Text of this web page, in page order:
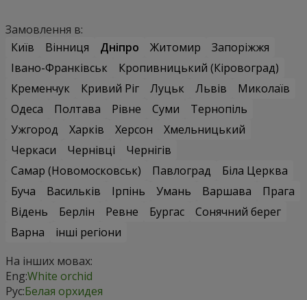
Замовлення в:
Київ
Вінниця Дніпро Житомир
Запоріжжя
Івано-Франківськ
Кропивницький (Кіровоград)
Кременчук
Кривий Ріг Луцьк Львів
Миколаїв
Одеса
Полтава Рівне Суми
Тернопіль
Ужгород
Харків Херсон
Хмельницький
Черкаси
Чернівці
Чернігів
Самар (Новомосковськ)
Павлоград
Біла Церква
Буча
Васильків Ірпінь Умань Варшава
Прага
Відень
Берлін Ревне Бургас
Сонячний берег
Варна
інші регіони
На інших мовах:
Eng:White orchid
Рус:Белая орхидея